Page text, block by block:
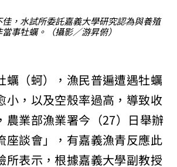
，水試所委託嘉義大學研究認為與養殖
事牡蠣。（攝影／游昇俯）
（蚵），漁民普遍遭遇牡蠣
，以及空殼率過高，導致收
業部漁業署今（27）日舉辦
座談會」，有嘉義漁青反應此